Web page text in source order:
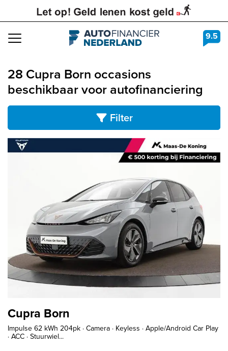
Navigation 9.5
28 Cupra Born occasions
beschikbaar voor autofinanciering
Filter
Cupra Born
Impulse 62 kWh 204pk · Camera · Keyless · Apple/Android Car Play
· ACC · Stuurwiel...